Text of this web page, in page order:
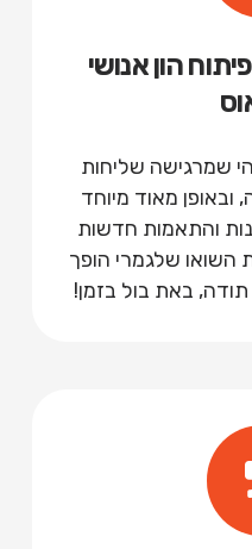
הון אנושי
שמרגישה שליחות
ובאופן מאוד מיוחד
והתאמות חדשות
השואו שלגמרי הופך
באת בול בזמן!